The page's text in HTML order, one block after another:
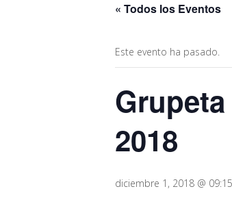
« Todos los Eventos
Este evento ha pasado.
2018
diciembre 1, 2018 @ 09:15